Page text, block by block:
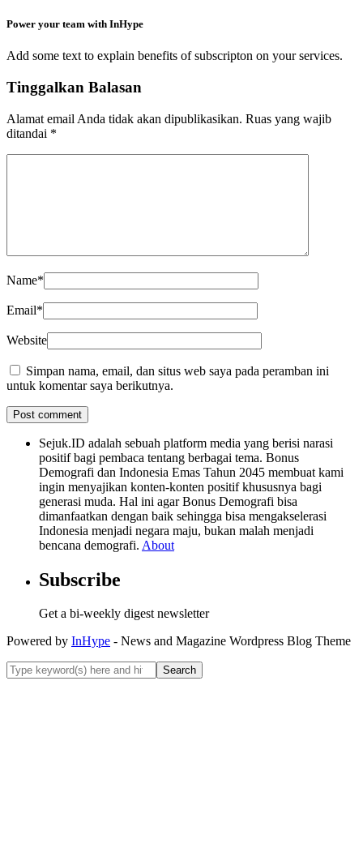
Power your team with InHype
Add some text to explain benefits of subscripton on your services.
Tinggalkan Balasan
Alamat email Anda tidak akan dipublikasikan. Ruas yang wajib
ditandai *
Name*
Email*
Website
Simpan nama, email, dan situs web saya pada peramban ini
untuk komentar saya berikutnya.
Sejuk.ID adalah sebuah platform media yang berisi narasi
positif bagi pembaca tentang berbagai tema. Bonus
Demografi dan Indonesia Emas Tahun 2045 membuat kami
ingin menyajikan konten-konten positif khususnya bagi
generasi muda. Hal ini agar Bonus Demografi bisa
dimanfaatkan dengan baik sehingga bisa mengakselerasi
Indonesia menjadi negara maju, bukan malah menjadi
bencana demografi. About
Subscribe
Get a bi-weekly digest newsletter
Powered by InHype - News and Magazine Wordpress Blog Theme